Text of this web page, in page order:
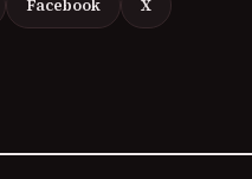
Facebook X